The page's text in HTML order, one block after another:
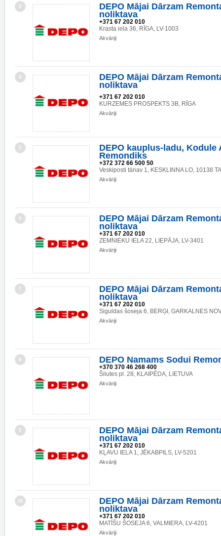
3
DEPO Mājai Dārzam
noliktava
+371 67 202 010
Krasta iela 36, RĪGA, LV-1003
Akvāriji
4
DEPO Mājai Dārzam
noliktava
+371 67 202 010
KURZEMES PROSPEKTS 3B, RĪGA
Akvāriji
5
DEPO kauplus-ladu, Kodule
Remondiks
+372 372 66 500 50
Veskiposti tänav 1, KESKLINNA LO, 10138
Akvāriji
6
DEPO Mājai Dārzam
noliktava
+371 67 202 010
ZEMNIEKU IELA 22, LIEPĀJA, LV-3401
Akvāriji
7
DEPO Mājai Dārzam
noliktava
+371 67 202 010
Siguldas šoseja 6, BERĢI, GARKALNES
Akvāriji
8 DEPO Namams Sodui
+370 370 46 268 400
Šilutes pl. 28, KLAIPĒDA, LIETUVA
Akvāriji
9
DEPO Mājai Dārzam
noliktava
+371 67 202 010
KĻAVU IELA 1, JĒKABPILS, LV-5201
Akvāriji
10
DEPO Mājai Dārzam
noliktava
+371 67 202 010
MATĪŠU ŠOSEJA 6, VALMIERA, LV-4201
Akvāriji